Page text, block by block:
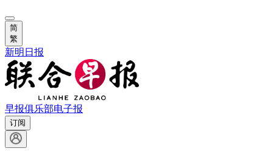
简
繁
新明日报
早报俱乐部电子报
订阅